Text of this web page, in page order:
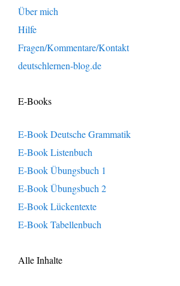
Über mich
Hilfe
Fragen/Kommentare/Kontakt
deutschlernen-blog.de
E-Books
E-Book Deutsche Grammatik
E-Book Listenbuch
E-Book Übungsbuch 1
E-Book Übungsbuch 2
E-Book Lückentexte
E-Book Tabellenbuch
Alle Inhalte